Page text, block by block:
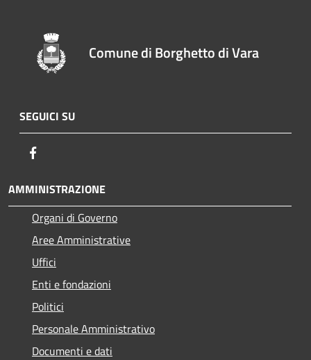
Comune di Borghetto di Vara
SEGUICI SU
AMMINISTRAZIONE
Organi di Governo
Aree Amministrative
Uffici
Enti e fondazioni
Politici
Personale Amministrativo
Documenti e dati